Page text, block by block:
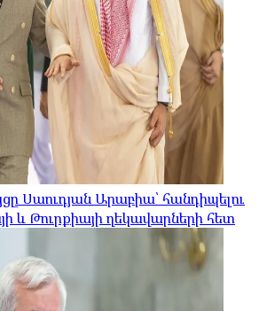
Սաուդյան Արաբիա՝ հանդիպելու
և Թուրքիայի ղեկավարների հետ